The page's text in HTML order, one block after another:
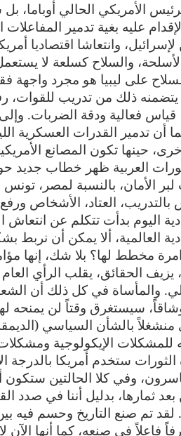
الأمريكي الحالي أوباما،
عليه بغية تدمير
لإسرائيل، وانتعاشا اقتصاديا
والسلاح كسلعة لا
على ليبيا هو مجرد واجهة
ذلك من تدريب للقوات، رفع
قياس فعالية ودقة الضربات.
أن تدمير القدرات العسكرية
حينها تكون المصانع
العربية ظهر خطاب جديد
الأمان، بالنسبة لمصر،
بالتدريب، العتاد، الأشخاص
اليوم بدأت تتكلم عن
العالمية، ألا يمكن أن
مخطط لها؟ بلا شك، إنها
يزيف الحقائق، يقلب الرأي
والمأساة في كل ذلك أن
منشغلاً بالشأن السياسي
للمشكلات الإيكولوجية
ستخدم أمريكا بالدرجة
وفي كلا الحالتين
ثمارها، بدليل أننا في صدد
لقد تم صنع التاريخ وحسم فيه
فاعلاً في صنعه، كما أنها الآن